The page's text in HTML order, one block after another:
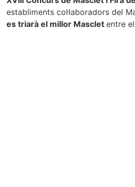
establiments col·laboradors del
es triarà el millor Masclet entre